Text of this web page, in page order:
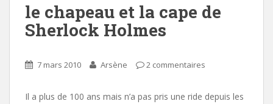
le chapeau et la cape de
Sherlock Holmes
7 mars 2010 Arsène 2 commentaires
Il a plus de 100 ans mais n’a pas pris une ride depuis les